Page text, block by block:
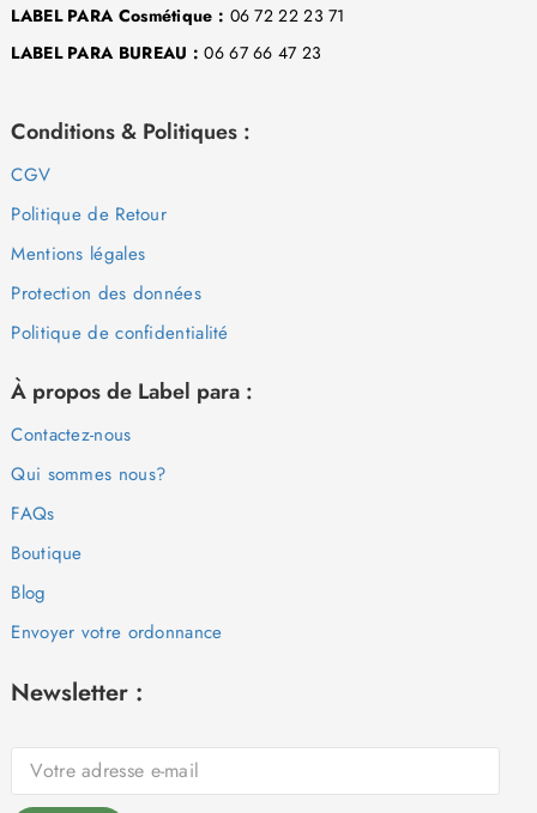
LABEL PARA Cosmétique : 06 72 22 23 71
LABEL PARA BUREAU : 06 67 66 47 23
Conditions & Politiques :
CGV
Politique de Retour
Mentions légales
Protection des données
Politique de confidentialité
À propos de Label para :
Contactez-nous
Qui sommes nous?
FAQs
Boutique
Blog
Envoyer votre ordonnance
Newsletter :